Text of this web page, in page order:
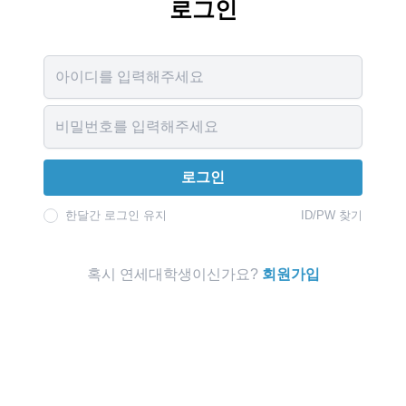
로그인
로그인
한달간 로그인 유지 ID/PW 찾기
혹시 연세대학생이신가요? 회원가입